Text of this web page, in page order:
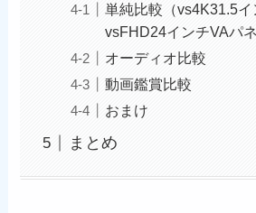
単純比較（vs4K31.5
vsFHD24インチVAパネ
オーディオ比較
動画鑑賞比較
おまけ
まとめ